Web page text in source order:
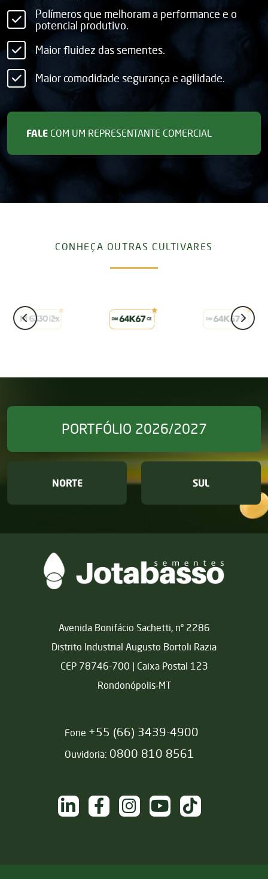
Polímeros que melhoram a performance e o
potencial produtivo.
Maior fluidez das sementes.
Maior comodidade segurança e agilidade.
FALE COM UM REPRESENTANTE COMERCIAL
CONHEÇA OUTRAS CULTIVARES
PORTFÓLIO 2026/2027
NORTE SUL
Matriz
Avenida Bonifácio Sachetti, nº 2286
Distrito Industrial Augusto Bortoli Razia
CEP 78746-700 | Caixa Postal 123
Rondonópolis-MT
Fone +55 (66) 3439-4900
Ouvidoria: 0800 810 8561
NAS REDES SOCIAIS